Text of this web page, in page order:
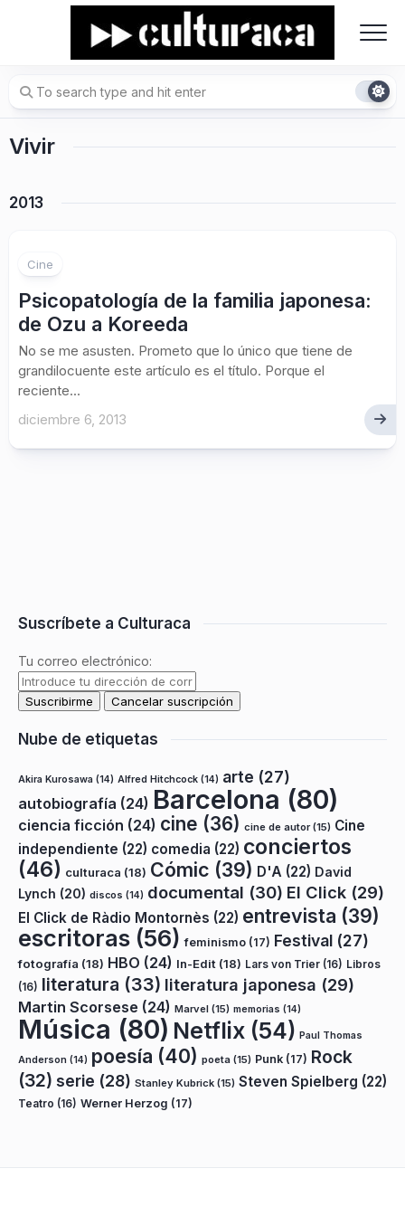
Vivir
2013
Cine
Psicopatología de la familia japonesa:
de Ozu a Koreeda
No se me asusten. Prometo que lo único que tiene de
grandilocuente este artículo es el título. Porque el
reciente...
diciembre 6, 2013
Suscríbete a Culturaca
Tu correo electrónico:
Nube de etiquetas
Akira Kurosawa (14) Alfred Hitchcock (14) arte (27)
autobiografía (24) Barcelona (80)
ciencia ficción (24) cine (36) cine de autor(15) Cine
independiente (22) comedia (22) conciertos
(46) culturaca (18) Cómic (39) D'A (22) David
Lynch (20) discos (14) documental (30) El Click (29)
El Click de Ràdio Montornès (22) entrevista (39)
escritoras (56) feminismo (17) Festival (27)
fotografía (18) HBO (24) In-Edit (18) Lars von Trier (16) Libros
(16) literatura (33) literatura japonesa (29)
Martin Scorsese (24) Marvel (15) memorias (14)
Música (80) Netflix (54) Paul Thomas
Anderson (14) poesía (40) poeta (15) Punk (17) Rock
(32) serie (28) Stanley Kubrick (15) Steven Spielberg (22)
Teatro (16) Werner Herzog (17)